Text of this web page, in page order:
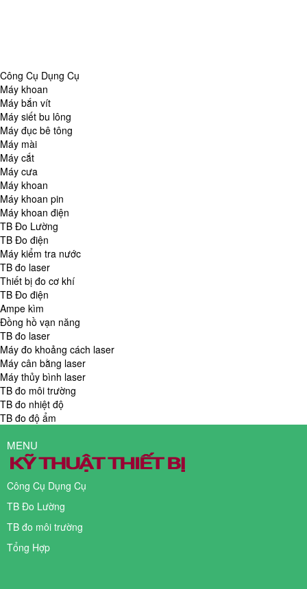
Công Cụ Dụng Cụ
Máy khoan
Máy bắn vít
Máy siết bu lông
Máy đục bê tông
Máy mài
Máy cắt
Máy cưa
Máy khoan
Máy khoan pin
Máy khoan điện
TB Đo Lường
TB Đo điện
Máy kiểm tra nước
TB đo laser
Thiết bị đo cơ khí
TB Đo điện
Ampe kìm
Đồng hồ vạn năng
TB đo laser
Máy đo khoảng cách laser
Máy cân bằng laser
Máy thủy bình laser
TB đo môi trường
TB đo nhiệt độ
TB đo độ ẩm
MENU
Công Cụ Dụng Cụ
TB Đo Lường
TB đo môi trường
Tổng Hợp